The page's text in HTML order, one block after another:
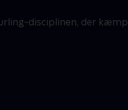
disciplinen, der